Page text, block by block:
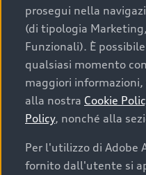
Cosa sapere
acquistare la
auto
I requisiti fondamentali
prosegui nella
(di tipologia
Funzionali). È
qualsiasi momento
maggiori
alla nostra Cookie
Policy, nonché alla
Per l'utilizzo di Adobe
fornito dall'utente si